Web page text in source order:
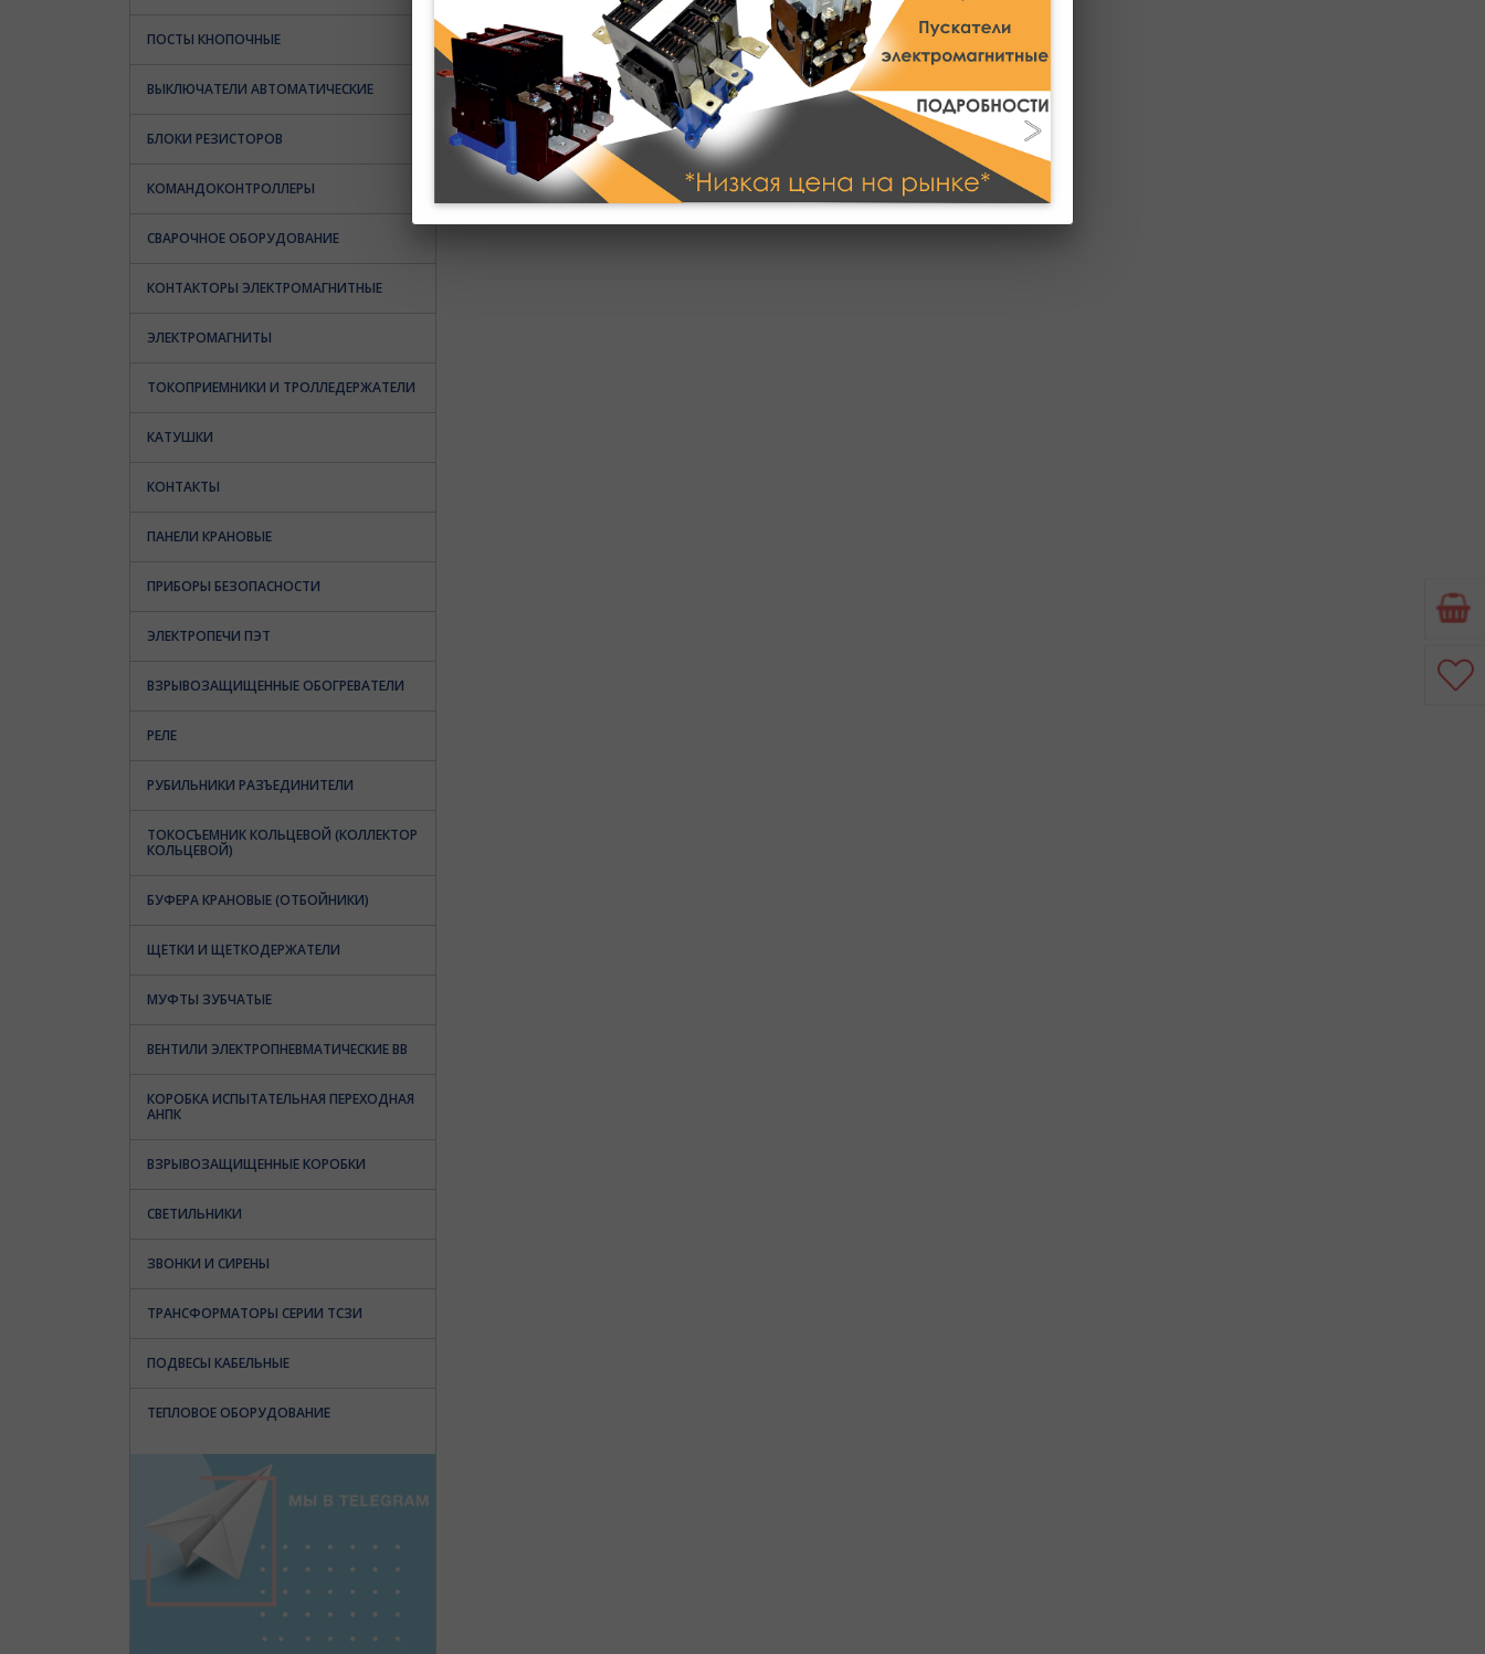
ПОСТЫ КНОПОЧНЫЕ
ВЫКЛЮЧАТЕЛИ АВТОМАТИЧЕСКИЕ
БЛОКИ РЕЗИСТОРОВ
КОМАНДОКОНТРОЛЛЕРЫ
СВАРОЧНОЕ ОБОРУДОВАНИЕ
КОНТАКТОРЫ ЭЛЕКТРОМАГНИТНЫЕ
ЭЛЕКТРОМАГНИТЫ
ТОКОПРИЕМНИКИ И ТРОЛЛЕДЕРЖАТЕЛИ
КАТУШКИ
КОНТАКТЫ
ПАНЕЛИ КРАНОВЫЕ
ПРИБОРЫ БЕЗОПАСНОСТИ
ЭЛЕКТРОПЕЧИ ПЭТ
ВЗРЫВОЗАЩИЩЕННЫЕ ОБОГРЕВАТЕЛИ
РЕЛЕ
РУБИЛЬНИКИ РАЗЪЕДИНИТЕЛИ
ТОКОСЪЕМНИК КОЛЬЦЕВОЙ (КОЛЛЕКТОР
КОЛЬЦЕВОЙ)
БУФЕРА КРАНОВЫЕ (ОТБОЙНИКИ)
ЩЕТКИ И ЩЕТКОДЕРЖАТЕЛИ
МУФТЫ ЗУБЧАТЫЕ
ВЕНТИЛИ ЭЛЕКТРОПНЕВМАТИЧЕСКИЕ ВВ
КОРОБКА ИСПЫТАТЕЛЬНАЯ ПЕРЕХОДНАЯ
АНПК
ВЗРЫВОЗАЩИЩЕННЫЕ КОРОБКИ
СВЕТИЛЬНИКИ
ЗВОНКИ И СИРЕНЫ
ТРАНСФОРМАТОРЫ СЕРИИ ТСЗИ
ПОДВЕСЫ КАБЕЛЬНЫЕ
ТЕПЛОВОЕ ОБОРУДОВАНИЕ